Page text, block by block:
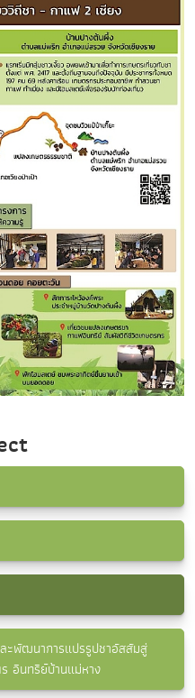
ละพัฒนาการแปรรูปชาอัสสัมสู่
อินทรีย์บ้านแม่หาง